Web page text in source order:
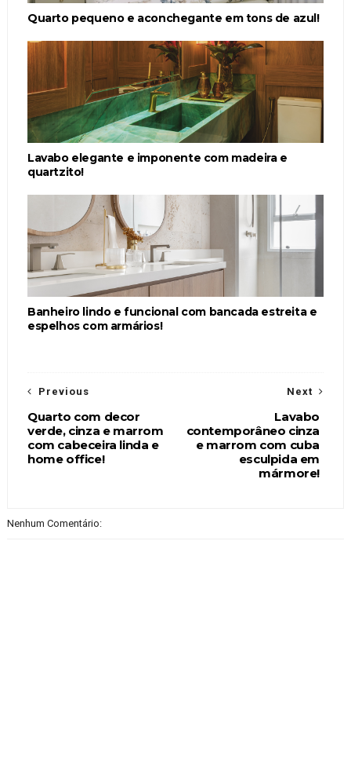
Quarto pequeno e aconchegante em tons de azul!
Lavabo elegante e imponente com madeira e
quartzito!
Banheiro lindo e funcional com bancada estreita e
espelhos com armários!
Next
Lavabo
contemporâneo cinza
e marrom com cuba
esculpida em
mármore!
Previous
Quarto com decor
verde, cinza e marrom
com cabeceira linda e
home office!
Nenhum Comentário: